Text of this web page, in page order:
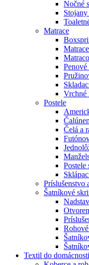
Nočné
Stojany
Matrace
Penové
Vrchné
Postele
Čelá a
Postele
Príslušenstvo
Šatníkové
Textil do domácnosti